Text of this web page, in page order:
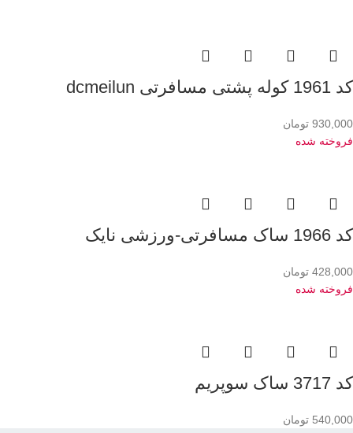
کد 1961 کوله پشتی مسافرتی dcmeilun
930,000 تومان
فروخته شده
کد 1966 ساک مسافرتی-ورزشی نایک
428,000 تومان
فروخته شده
کد 3717 ساک سوپریم
540,000 تومان